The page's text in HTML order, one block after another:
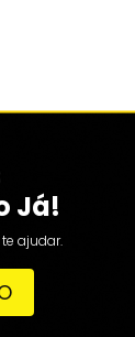
Já!
ajudar.